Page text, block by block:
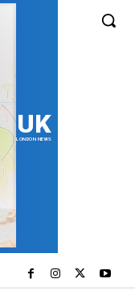
UK
LONDON NEWS